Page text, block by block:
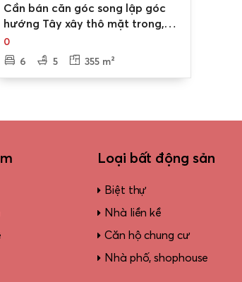
Cần bán căn góc song lập góc
hướng Tây xây thô mặt trong,
hoàn thiện bên ngoài có bể bơi
Nam An Khánh
0
6
5 355 m²
Loại bất động sản
Biệt thự
Nhà liền kề
Căn hộ chung cư
Nhà phố, shophouse